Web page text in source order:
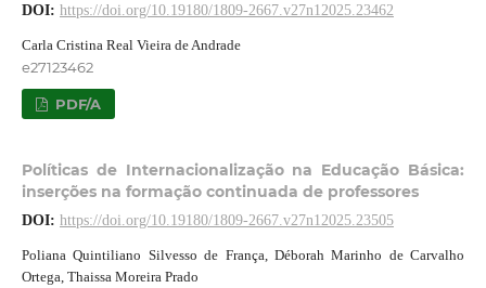
DOI: https://doi.org/10.19180/1809-2667.v27n12025.23462
Carla Cristina Real Vieira de Andrade
e27123462
PDF/A
Políticas de Internacionalização na Educação Básica:
inserções na formação continuada de professores
DOI: https://doi.org/10.19180/1809-2667.v27n12025.23505
Poliana Quintiliano Silvesso de França, Déborah Marinho de Carvalho
Ortega, Thaissa Moreira Prado